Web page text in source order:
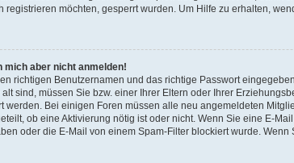
registrieren möchten, gesperrt wurden. Um Hilfe zu erhalten,
mich aber nicht anmelden!
richtigen Benutzernamen und das richtige Passwort
sind, müssen Sie bzw. einer Ihrer Eltern oder Ihrer
werden. Bei einigen Foren müssen alle neu angemeldeten
ob eine Aktivierung nötig ist oder nicht. Wenn Sie eine E-
oder die E-Mail von einem Spam-Filter blockiert wurde.